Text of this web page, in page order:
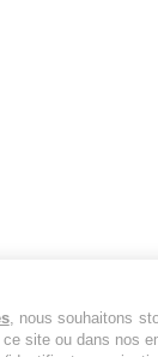
A
, nous souhaitons
site ou dans nos